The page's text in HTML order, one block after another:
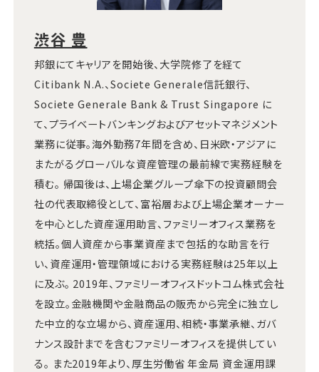
渋谷 豊
邦銀にてキャリアを開始後、大学院修了を経て
Citibank N.A.、Societe Generale信託銀行、
Societe Generale Bank & Trust Singapore に
て、プライベートバンキングおよびアセットマネジメント
業務に従事。海外勤務7年間を含め、日米欧・アジアに
またがるグローバルな資産管理の最前線で実務経験を
積む。 帰国後は、上場企業グループ傘下の投資顧問会
社の代表取締役として、富裕層および上場企業オーナー
を中心とした資産運用助言、ファミリーオフィス業務を
統括。個人資産から事業資産まで包括的な助言を行
い、資産運用・管理領域における実務経験は25年以上
に及ぶ。 2019年、ファミリーオフィスドットコム株式会社
を設立。金融機関や金融商品の販売から完全に独立し
た中立的な立場から、資産運用、相続・事業承継、ガバ
ナンス設計までを含むファミリーオフィスを提供してい
る。 また2019年より、厚生労働省 年金局 資金運用課